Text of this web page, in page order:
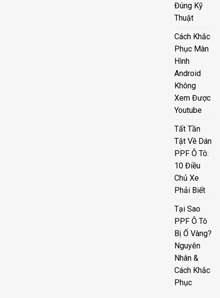
Đúng Kỹ
Thuật
Cách Khắc
Phục Màn
Hình
Android
Không
Xem Được
Youtube
Tất Tần
Tật Về Dán
PPF Ô Tô:
10 Điều
Chủ Xe
Phải Biết
Tại Sao
PPF Ô Tô
Bị Ố Vàng?
Nguyên
Nhân &
Cách Khắc
Phục